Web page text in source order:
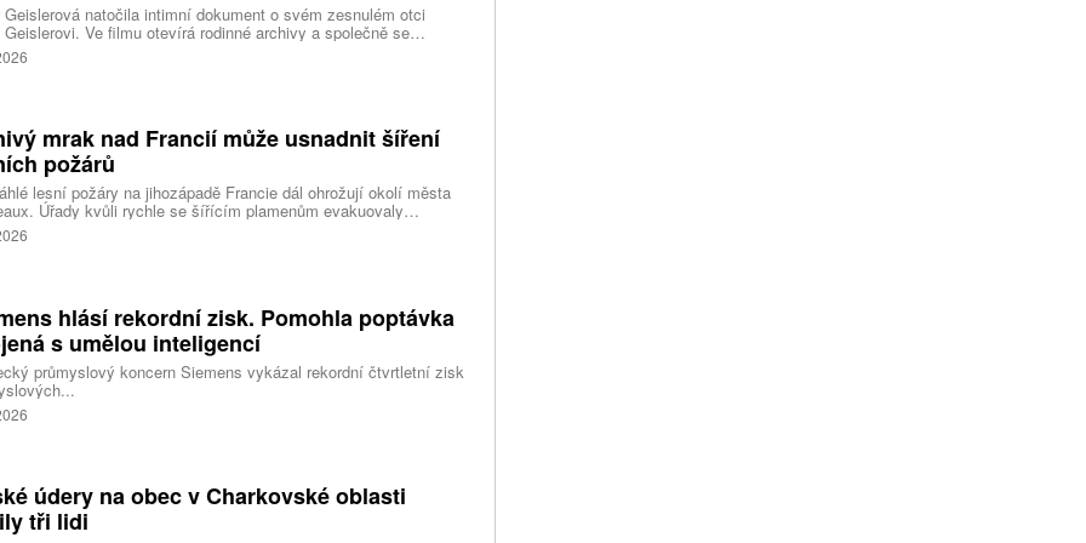
Geislerová natočila intimní dokument o svém zesnulém otci
Geislerovi. Ve filmu otevírá rodinné archivy a společně se
Aňou skládá portrét talentovaného muže, který měl v sobě
i temnější stránku.
mrak nad Francií může usnadnit šíření
požárů
lesní požáry na jihozápadě Francie dál ohrožují okolí města
Úřady kvůli rychle se šířícím plamenům evakuovaly
lidí a nevylučují ani další rozšiřování bezpečnostních
Hasiči zároveň čelí neobvyklému jevu, který podle nich
hlásí rekordní zisk. Pomohla poptávka
s umělou inteligencí
průmyslový koncern Siemens vykázal rekordní čtvrtletní zisk
údery na obec v Charkovské oblasti
tři lidi